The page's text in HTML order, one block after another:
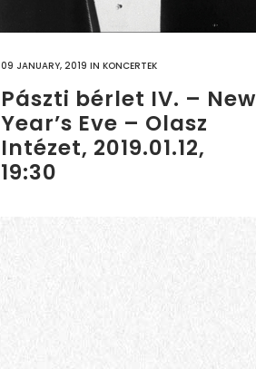
09 JANUARY, 2019 IN KONCERTEK
Pászti bérlet IV. – New
Year’s Eve – Olasz
Intézet, 2019.01.12,
19:30